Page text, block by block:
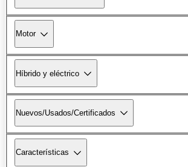
Motor
Híbrido y eléctrico
Nuevos/Usados/Certificados
Características